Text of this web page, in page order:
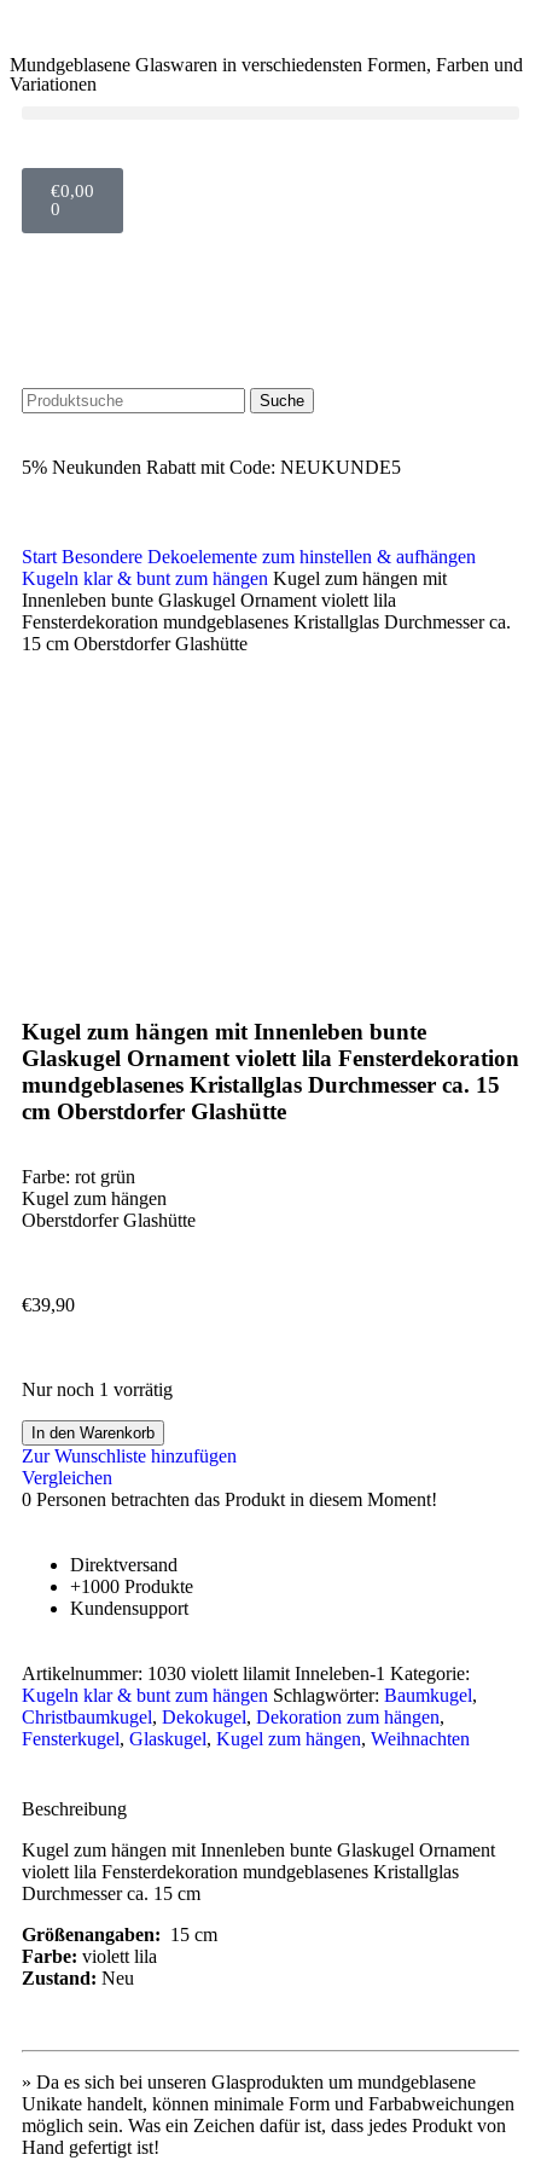
Mundgeblasene Glaswaren in verschiedensten Formen, Farben und
Variationen
€0,00
0
Suche
5% Neukunden Rabatt mit Code: NEUKUNDE5
Start Besondere Dekoelemente zum hinstellen & aufhängen
Kugeln klar & bunt zum hängen Kugel zum hängen mit
Innenleben bunte Glaskugel Ornament violett lila
Fensterdekoration mundgeblasenes Kristallglas Durchmesser ca.
15 cm Oberstdorfer Glashütte
Kugel zum hängen mit Innenleben bunte
Glaskugel Ornament violett lila Fensterdekoration
mundgeblasenes Kristallglas Durchmesser ca. 15
cm Oberstdorfer Glashütte
Farbe: rot grün
Kugel zum hängen
Oberstdorfer Glashütte
€39,90
Nur noch 1 vorrätig
In den Warenkorb
Zur Wunschliste hinzufügen
Vergleichen
0 Personen betrachten das Produkt in diesem Moment!
Direktversand
+1000 Produkte
Kundensupport
Artikelnummer: 1030 violett lilamit Inneleben-1 Kategorie:
Kugeln klar & bunt zum hängen Schlagwörter: Baumkugel,
Christbaumkugel, Dekokugel, Dekoration zum hängen,
Fensterkugel, Glaskugel, Kugel zum hängen, Weihnachten
Beschreibung
Kugel zum hängen mit Innenleben bunte Glaskugel Ornament
violett lila Fensterdekoration mundgeblasenes Kristallglas
Durchmesser ca. 15 cm
Größenangaben: 15 cm
Farbe: violett lila
Zustand: Neu
» Da es sich bei unseren Glasprodukten um mundgeblasene
Unikate handelt, können minimale Form und Farbabweichungen
möglich sein. Was ein Zeichen dafür ist, dass jedes Produkt von
Hand gefertigt ist!